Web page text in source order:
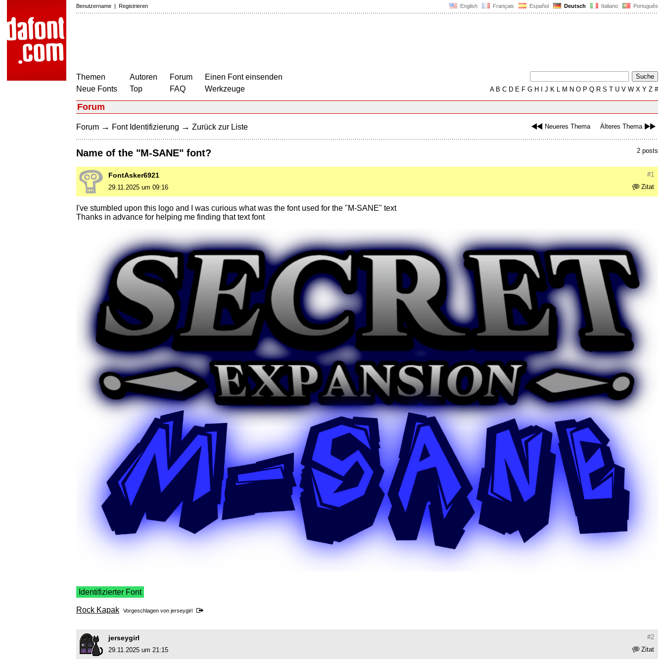
English Français Español Deutsch Italiano Português
Benutzername | Registrieren
Themen
Neue Fonts
Autoren
Top
Forum
FAQ
Einen Font einsenden
Werkzeuge
AB C D E F G H J K L M N O P Q R S T U V W X Y Z #
Forum
Neueres Thema Älteres Thema
Forum → Font Identifizierung → Zurück zur Liste
2 posts
Name of the "M-SANE" font?
#1
FontAsker6921
Zitat
29.11.2025 um 09:16
I've stumbled upon this logo and I was curious what was the font used for the "M-SANE" text
Thanks in advance for helping me finding that text font
Identifizierter Font
Rock Kapak Vorgeschlagen von jerseygirl
#2
jerseygirl
Zitat
29.11.2025 um 21:15